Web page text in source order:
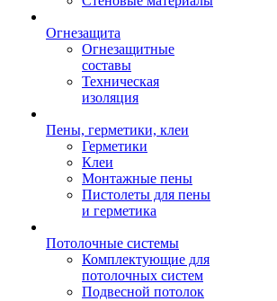
Огнезащита
Огнезащитные
составы
Техническая
изоляция
Пены, герметики, клеи
Герметики
Клеи
Монтажные пены
Пистолеты для пены
и герметика
Потолочные системы
Комплектующие для
потолочных систем
Подвесной потолок